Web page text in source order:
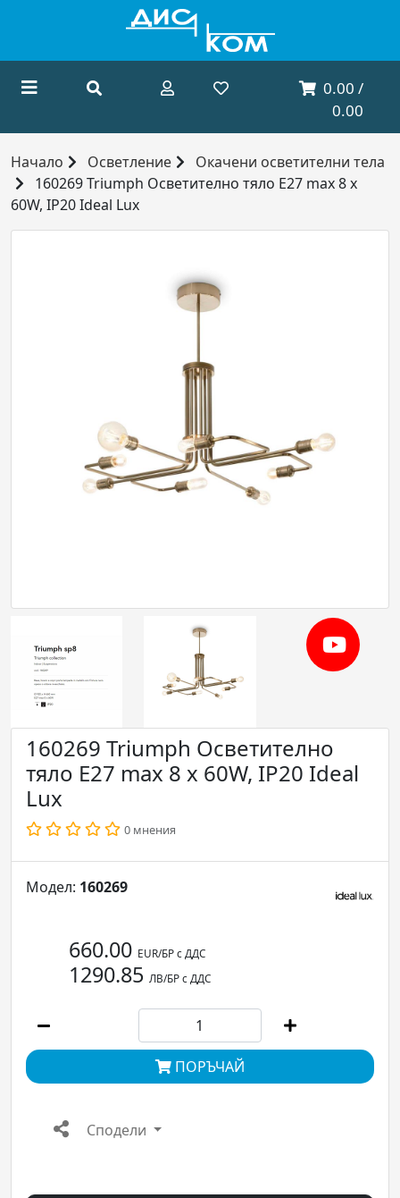
0.00 /
0.00
Начало Осветление
Окачени осветителни тела
160269 Triumph Осветително тяло E27 max 8 x
60W, IP20 Ideal Lux
160269 Triumph Осветително
тяло E27 max 8 x 60W, IP20 Ideal
Lux
0 мнения
Модел: 160269
660.00 EUR/БР с ДДС
1290.85 ЛВ/БР с ДДС
ПОРЪЧАЙ
Сподели